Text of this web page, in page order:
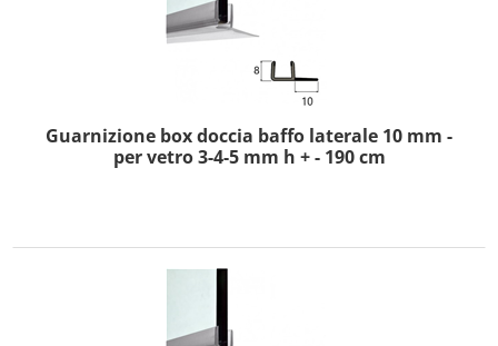
Guarnizione box doccia baffo laterale 10 mm -
per vetro 3-4-5 mm h + - 190 cm